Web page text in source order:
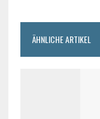
ÄHNLICHE ARTIKEL